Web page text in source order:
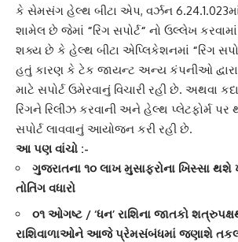
કે સેમસંગ હેલ્થ બીટા એપ, વર્ઝન 6.24.1.023માં
શામેલ છે જેમાં “રિંગ સપોર્ટ“ નો ઉલ્લેખ
શક્ય છે કે હેલ્થ બીટા એપ્લિકેશનમાં “રિંગ
હતું કારણ કે ટેક જાયન્ટ અન્ય કંપનીઓ દ્વારા
માટે સપોર્ટ ઉમેરવાનું વિચારી રહી છે. અથવા
રિંગને રિલીઝ કરવાની અને હેલ્થ પ્લેટફોર્મ પર
સપોર્ટ લાવવાનું આયોજન કરી રહી છે.
આ પણ વાંચો :-
ગુજરાતના ૧૦ લાખ મુસાફરોના ખિસ્સા થશે
તોતિંગ વધારો
૦૧ ઓગષ્ટ / ‘ધન’ રાશિના જાતકો
રાશિવાળાઓને આજે પ્રેમસંબંધમાં જણાશે